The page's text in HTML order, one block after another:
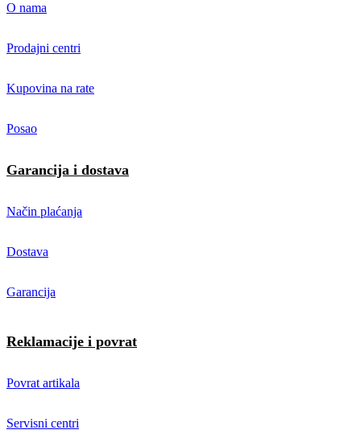
O nama
Prodajni centri
Kupovina na rate
Posao
Garancija i dostava
Način plaćanja
Dostava
Garancija
Reklamacije i povrat
Povrat artikala
Servisni centri